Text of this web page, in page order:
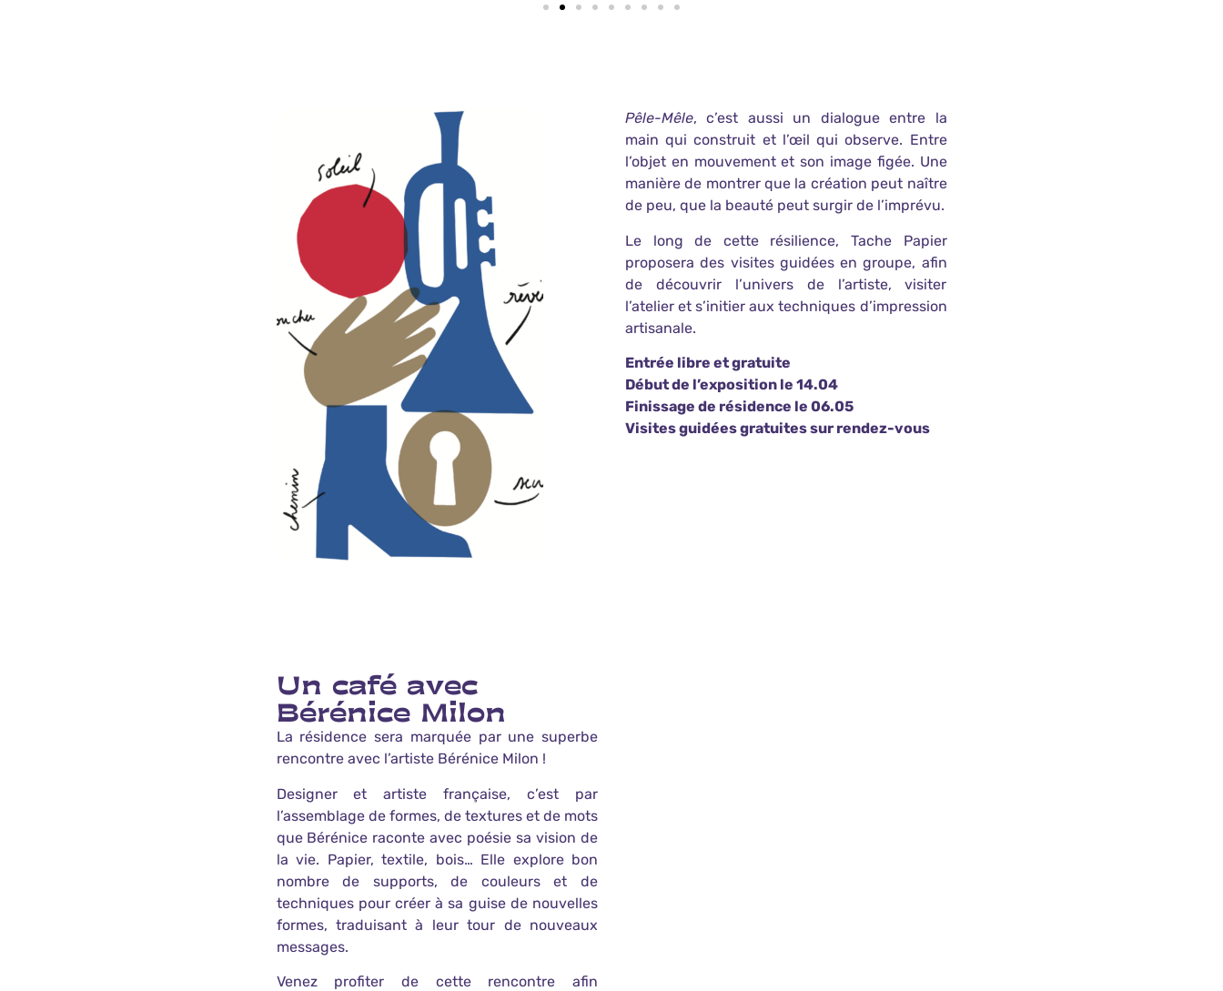
Pêle-Mêle, c’est aussi un dialogue entre la
main qui construit et l’œil qui observe. Entre
l’objet en mouvement et son image figée. Une
manière de montrer que la création peut naître
de peu, que la beauté peut surgir de l’imprévu.
Le long de cette résilience, Tache Papier
proposera des visites guidées en groupe, afin
de découvrir l’univers de l’artiste, visiter
l’atelier et s’initier aux techniques d’impression
artisanale.
Entrée libre et gratuite
Début de l’exposition le 14.04
Finissage de résidence le 06.05
Visites guidées gratuites sur rendez-vous
Un café avec
Bérénice Milon
La résidence sera marquée par une superbe
rencontre avec l’artiste Bérénice Milon !
Designer et artiste française, c’est par
l’assemblage de formes, de textures et de mots
que Bérénice raconte avec poésie sa vision de
la vie. Papier, textile, bois… Elle explore bon
nombre de supports, de couleurs et de
techniques pour créer à sa guise de nouvelles
formes, traduisant à leur tour de nouveaux
messages.
Venez profiter de cette rencontre afin